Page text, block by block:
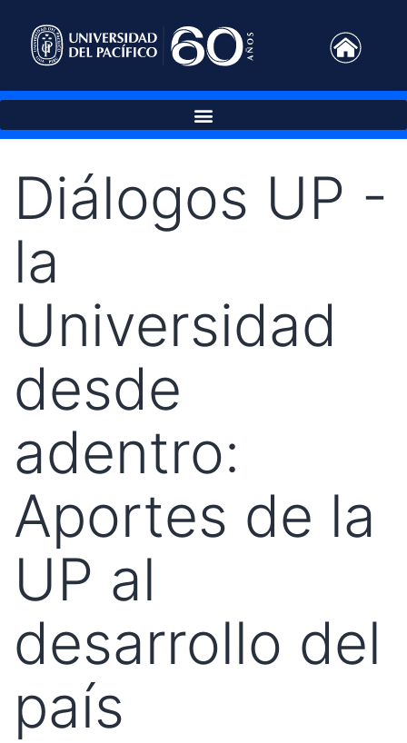
Diálogos UP -
la
Universidad
desde
adentro:
Aportes de la
UP al
desarrollo del
país